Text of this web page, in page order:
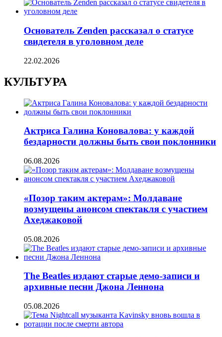
Основатель Zenden рассказал о статусе
свидетеля в уголовном деле
22.02.2026
КУЛЬТУРА
Актриса Галина Коновалова: у каждой
бездарности должны быть свои поклонники
06.08.2026
«Позор таким актерам»: Молдаване
возмущены анонсом спектакля с участием
Ахеджаковой
05.08.2026
The Beatles издают старые демо-записи и
архивные песни Джона Леннона
05.08.2026